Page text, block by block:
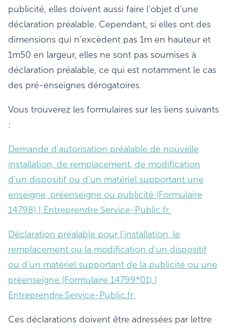
publicité, elles doivent aussi faire l’objet d’une
déclaration préalable. Cependant, si elles ont des
dimensions qui n’excèdent pas 1m en hauteur et
1m50 en largeur, elles ne sont pas soumises à
déclaration préalable, ce qui est notamment le cas
des pré-enseignes dérogatoires.
Vous trouverez les formulaires sur les liens suivants
:
Demande d'autorisation préalable de nouvelle
installation, de remplacement, de modification
d'un dispositif ou d'un matériel supportant une
enseigne, préenseigne ou publicité (Formulaire
14798) | Entreprendre.Service-Public.fr
Déclaration préalable pour l’installation, le
remplacement ou la modification d’un dispositif
ou d’un matériel supportant de la publicité ou une
préenseigne (Formulaire 14799*01) |
Entreprendre.Service-Public.fr
Ces déclarations doivent être adressées par lettre